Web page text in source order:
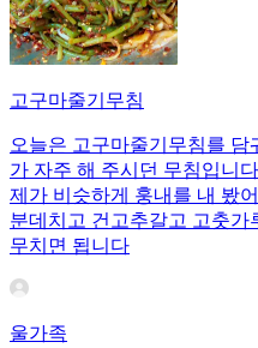
고구마줄기무침
오늘은 고구마줄기무침를
가 자주 해 주시던 무침입니
제가 비슷하게 훙내를 내 봤
분데치고 건고추갈고 고춧가
무치면 됩니다
울가족